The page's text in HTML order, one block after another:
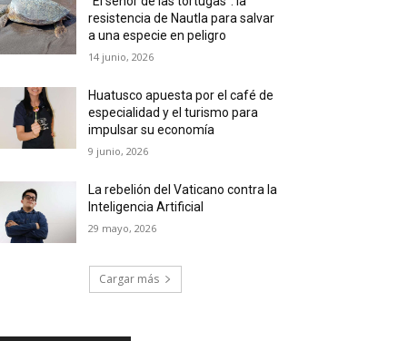
resistencia de Nautla para salvar
a una especie en peligro
14 junio, 2026
Huatusco apuesta por el café de
especialidad y el turismo para
impulsar su economía
9 junio, 2026
La rebelión del Vaticano contra la
Inteligencia Artificial
29 mayo, 2026
Cargar más